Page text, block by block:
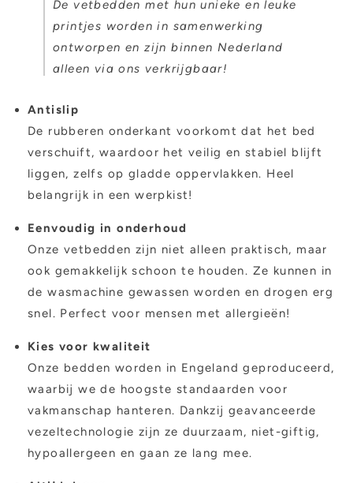
De vetbedden met hun unieke en leuke
printjes worden in samenwerking
ontworpen en zijn binnen Nederland
alleen via ons verkrijgbaar!
Antislip
De rubberen onderkant voorkomt dat het bed
verschuift, waardoor het veilig en stabiel blijft
liggen, zelfs op gladde oppervlakken. Heel
belangrijk in een werpkist!
Eenvoudig in onderhoud
Onze vetbedden zijn niet alleen praktisch, maar
ook gemakkelijk schoon te houden. Ze kunnen in
de wasmachine gewassen worden en drogen erg
snel. Perfect voor mensen met allergieën!
Kies voor kwaliteit
Onze bedden worden in Engeland geproduceerd,
waarbij we de hoogste standaarden voor
vakmanschap hanteren. Dankzij geavanceerde
vezeltechnologie zijn ze duurzaam, niet-giftig,
hypoallergeen en gaan ze lang mee.